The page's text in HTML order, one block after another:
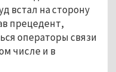
встал на сторону
прецедент,
операторы связи
числе и в